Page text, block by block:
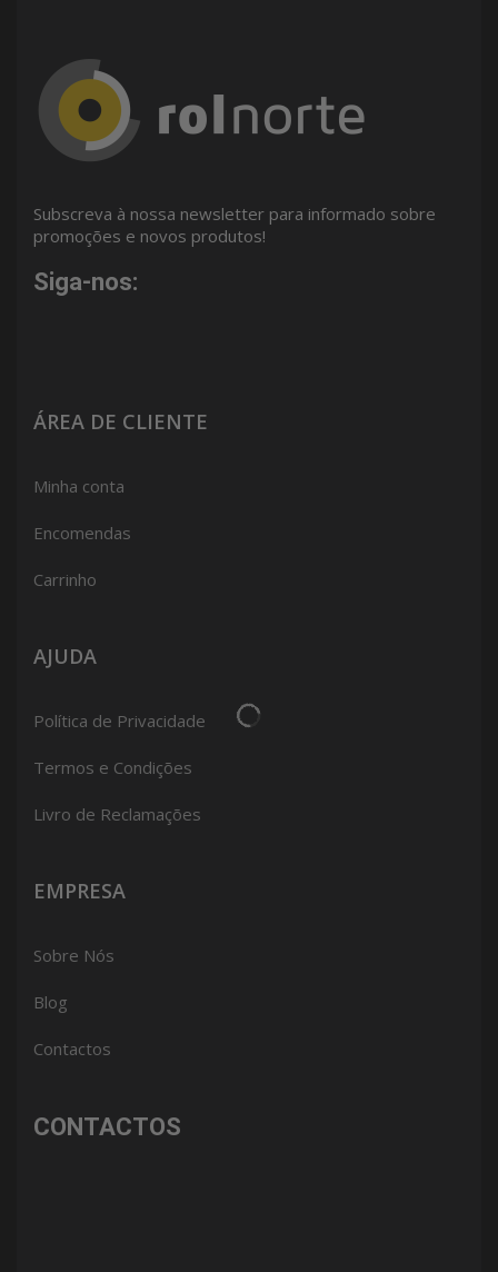
Subscreva à nossa newsletter para informado sobre
promoções e novos produtos!
Siga-nos:
ÁREA DE CLIENTE
Minha conta
Encomendas
Carrinho
AJUDA
Política de Privacidade
Termos e Condições
Livro de Reclamações
EMPRESA
Sobre Nós
Blog
Contactos
CONTACTOS